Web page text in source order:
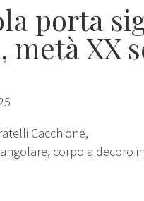
porta
metà XX
Cacchione,
corpo a decoro